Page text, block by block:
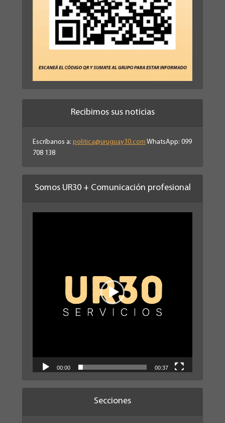
Recibimos sus noticias
Escríbanos a: politica@uruguay30.com WhatsApp: 099
708 138
Somos UR30 + Comunicación profesional
00:00 00:37
Secciones